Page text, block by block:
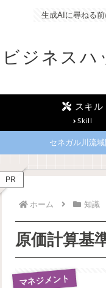
生成AIに尋ねる
ビジネスハ
スキル
Skill
セネガル川流
PR
ホーム 知識
原価計算基
マネジメント